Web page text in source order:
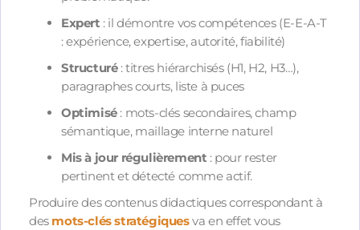
Expert : il démontre vos compétences (E-E-A-T
: expérience, expertise, autorité, fiabilité)
Structuré: titres hiérarchisés (H1, H2, H3…),
paragraphes courts, liste à puces
Optimisé: mots-clés secondaires, champ
sémantique, maillage interne naturel
Mis à jour régulièrement : pour rester
pertinent et détecté comme actif.
Produire des contenus didactiques correspondant à
des mots-clés stratégiquesva en effet vous